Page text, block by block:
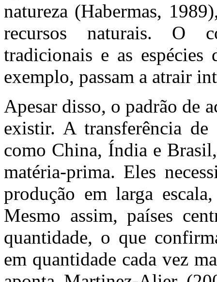
natureza (Habermas,
recursos naturais. O
tradicionais e as espécies
exemplo, passam a atrair
Apesar disso, o padrão de
existir. A transferência de
como China, Índia e
matéria-prima. Eles
produção em larga
Mesmo assim, países
quantidade, o que
em quantidade cada vez